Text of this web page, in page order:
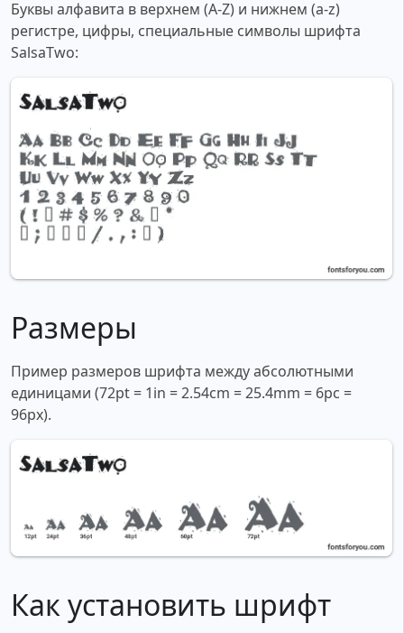
Буквы алфавита в верхнем (A-Z) и нижнем (a-z)
регистре, цифры, специальные символы шрифта
SalsaTwo:
Размеры
Пример размеров шрифта между абсолютными
единицами (72pt = 1in = 2.54cm = 25.4mm = 6pc =
96px).
Как установить шрифт